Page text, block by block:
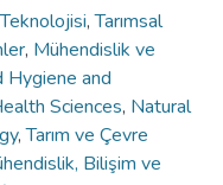
,Tarımsal
, Mühendislik ve
Hygiene and
Sciences, Natural
,Tarım ve Çevre
Bilişim ve